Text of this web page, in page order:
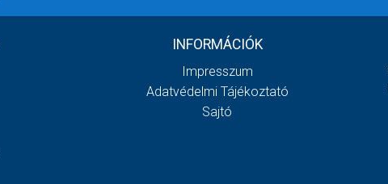
INFORMÁCIÓK
Impresszum
Adatvédelmi Tájékoztató
Sajtó